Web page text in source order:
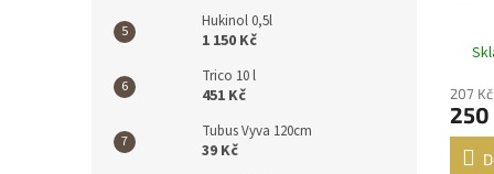
Hukinol 0,5l
1 150 Kč
Trico 10 l
451 Kč
Tubus Vyva 120cm
39 Kč
207
250